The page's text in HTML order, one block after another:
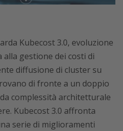
Kubecost 3.0, evoluzione
gestione dei costi di
diffusione di cluster su
di fronte a un doppio
complessità architetturale
Kubecost 3.0 affronta
serie di miglioramenti